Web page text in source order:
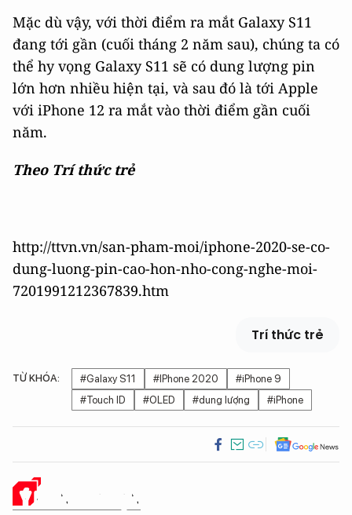
Mặc dù vậy, với thời điểm ra mắt Galaxy S11
đang tới gần (cuối tháng 2 năm sau), chúng ta có
thể hy vọng Galaxy S11 sẽ có dung lượng pin
lớn hơn nhiều hiện tại, và sau đó là tới Apple
với iPhone 12 ra mắt vào thời điểm gần cuối
năm.
Theo Trí thức trẻ
http://ttvn.vn/san-pham-moi/iphone-2020-se-co-
dung-luong-pin-cao-hon-nho-cong-nghe-moi-
7201991212367839.htm
Trí thức trẻ
TỪ KHÓA: #Galaxy S11 #IPhone 2020
#iPhone 9
#Touch ID
#OLED #dung lượng #iPhone
Ý KIẾN CỦA BẠN